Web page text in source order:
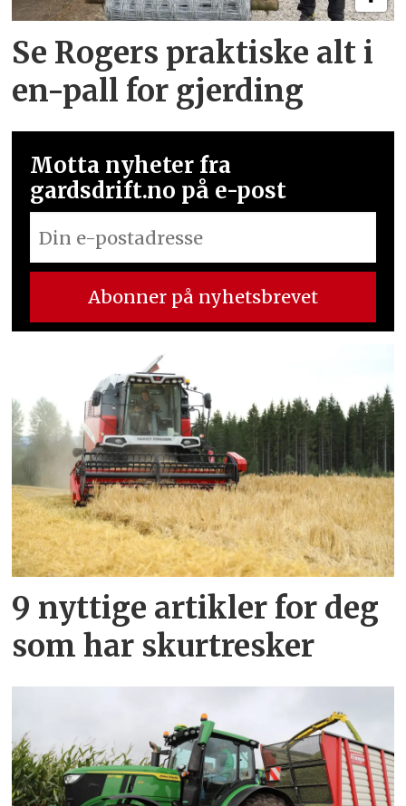
Se Rogers praktiske alt i
en-pall for gjerding
Motta nyheter fra
gardsdrift.no på e-post
9 nyttige artikler for deg
som har skurtresker